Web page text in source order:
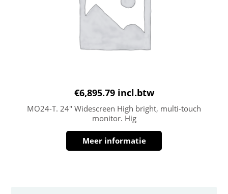
€6,895.79 incl.btw
MO24-T. 24″ Widescreen High bright, multi-touch
monitor. Hig
Meer informatie